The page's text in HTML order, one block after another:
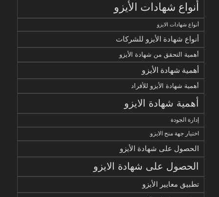
أنواع شهادات الأيزو
أنواع شهادات الايزو
أنواع شهادة الأيزو للشركات
أهمية التحقق من شهادة الأيزو
أهمية شهادة الأيزو
أهمية شهادة الأيزو للأفراد
أهمية شهادة الايزو
إدارة الجودة
اختيار جهة منح الايزو
الحصول على شهادة الأيزو
الحصول على شهادة الايزو
تطبيق معايير الأيزو